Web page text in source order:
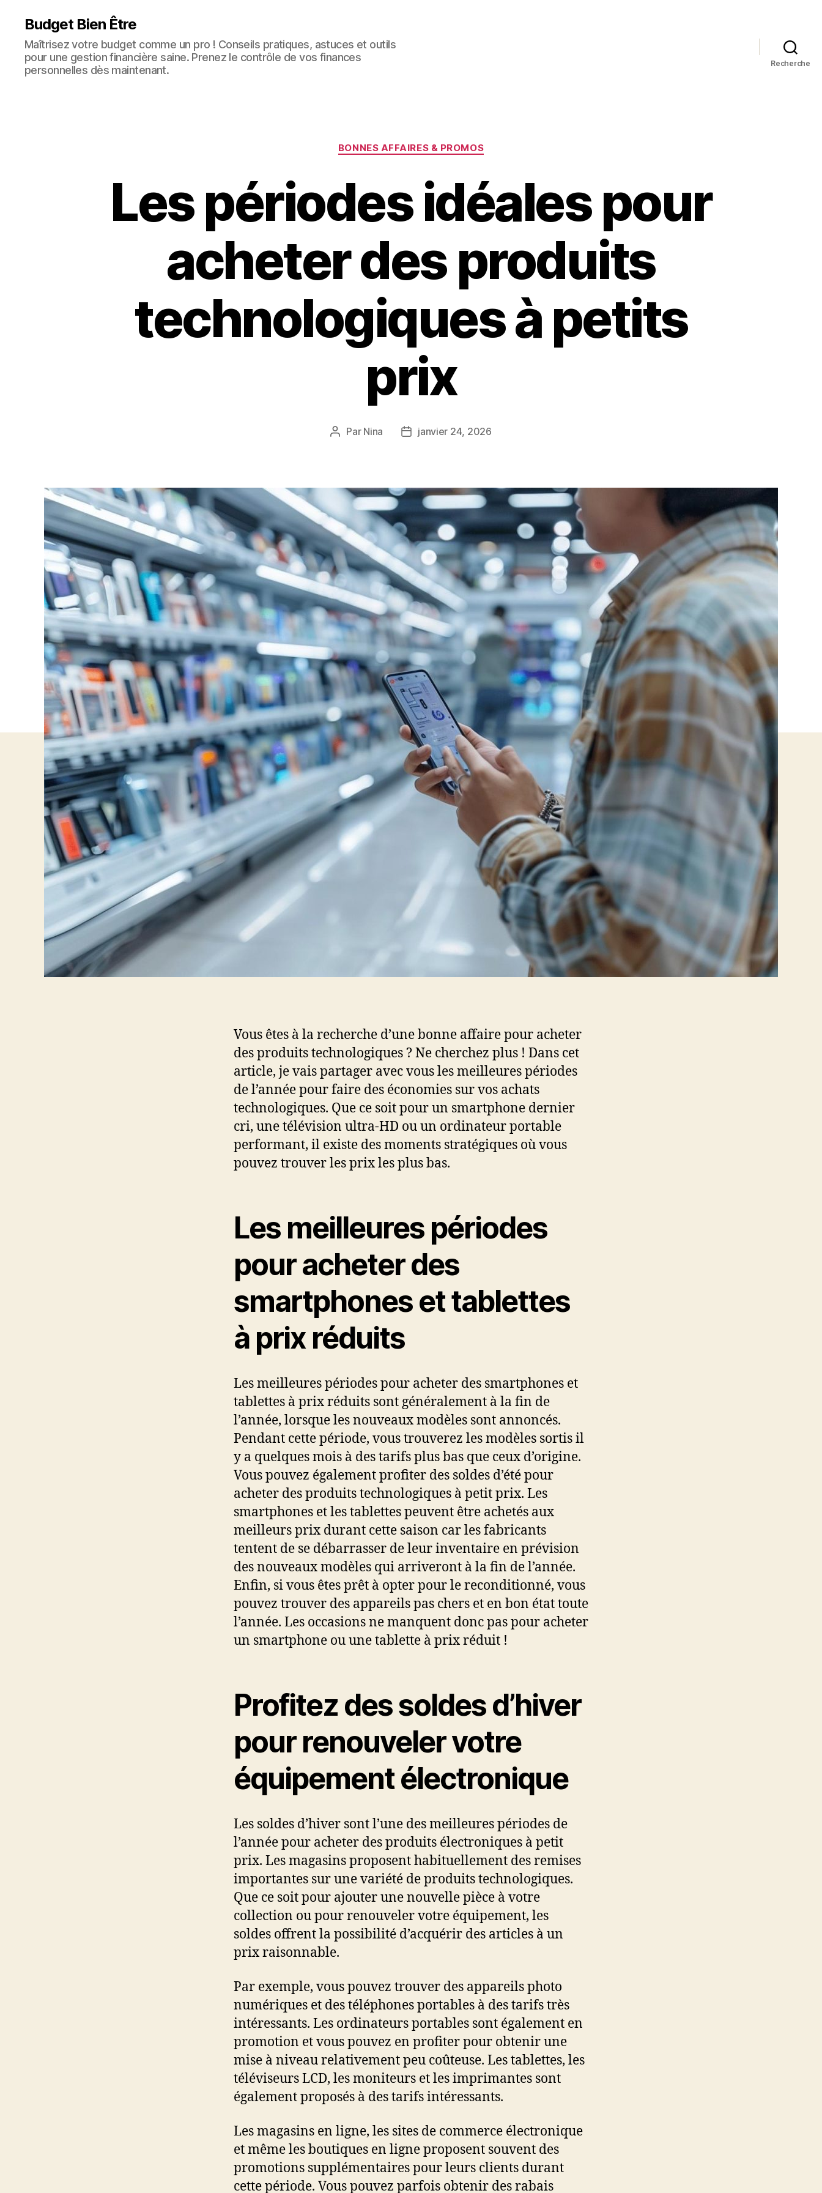
Budget Bien Être
Maîtrisez votre budget comme un pro ! Conseils pratiques, astuces et outils
pour une gestion financière saine. Prenez le contrôle de vos finances
personnelles dès maintenant.
Recherche
Catégories
BONNES AFFAIRES & PROMOS
Les périodes idéales pour
acheter des produits
technologiques à petits
prix
Auteur
Par Nina
Datejanvier 24, 2026
Vous êtes à la recherche d’une bonne affaire pour acheter
des produits technologiques ? Ne cherchez plus ! Dans cet
article, je vais partager avec vous les meilleures périodes
de l’année pour faire des économies sur vos achats
technologiques. Que ce soit pour un smartphone dernier
cri, une télévision ultra-HD ou un ordinateur portable
performant, il existe des moments stratégiques où vous
pouvez trouver les prix les plus bas.
Les meilleures périodes
pour acheter des
smartphones et tablettes
à prix réduits
Les meilleures périodes pour acheter des smartphones et
tablettes à prix réduits sont généralement à la fin de
l’année, lorsque les nouveaux modèles sont annoncés.
Pendant cette période, vous trouverez les modèles sortis il
y a quelques mois à des tarifs plus bas que ceux d’origine.
Vous pouvez également profiter des soldes d’été pour
acheter des produits technologiques à petit prix. Les
smartphones et les tablettes peuvent être achetés aux
meilleurs prix durant cette saison car les fabricants
tentent de se débarrasser de leur inventaire en prévision
des nouveaux modèles qui arriveront à la fin de l’année.
Enfin, si vous êtes prêt à opter pour le reconditionné, vous
pouvez trouver des appareils pas chers et en bon état toute
l’année. Les occasions ne manquent donc pas pour acheter
un smartphone ou une tablette à prix réduit !
Profitez des soldes d’hiver
pour renouveler votre
équipement électronique
Les soldes d’hiver sont l’une des meilleures périodes de
l’année pour acheter des produits électroniques à petit
prix. Les magasins proposent habituellement des remises
importantes sur une variété de produits technologiques.
Que ce soit pour ajouter une nouvelle pièce à votre
collection ou pour renouveler votre équipement, les
soldes offrent la possibilité d’acquérir des articles à un
prix raisonnable.
Par exemple, vous pouvez trouver des appareils photo
numériques et des téléphones portables à des tarifs très
intéressants. Les ordinateurs portables sont également en
promotion et vous pouvez en profiter pour obtenir une
mise à niveau relativement peu coûteuse. Les tablettes, les
téléviseurs LCD, les moniteurs et les imprimantes sont
également proposés à des tarifs intéressants.
Les magasins en ligne, les sites de commerce électronique
et même les boutiques en ligne proposent souvent des
promotions supplémentaires pour leurs clients durant
cette période. Vous pouvez parfois obtenir des rabais